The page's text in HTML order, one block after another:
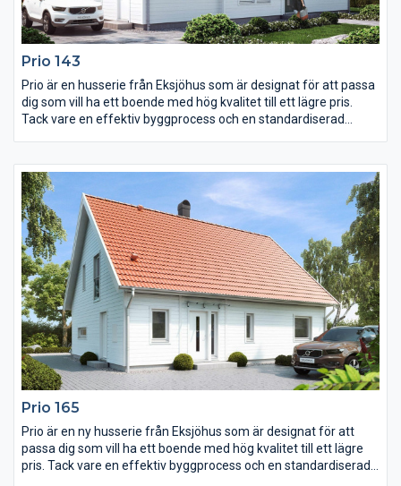
Prio 143
Prio är en husserie från Eksjöhus som är designat för att passa
dig som vill ha ett boende med hög kvalitet till ett lägre pris.
Tack vare en effektiv byggprocess och en standardiserad
vårt övriga sortiment.
Prio 165
Prio är en ny husserie från Eksjöhus som är designat för att
passa dig som vill ha ett boende med hög kvalitet till ett lägre
pris. Tack vare en effektiv byggprocess och en standardiserad